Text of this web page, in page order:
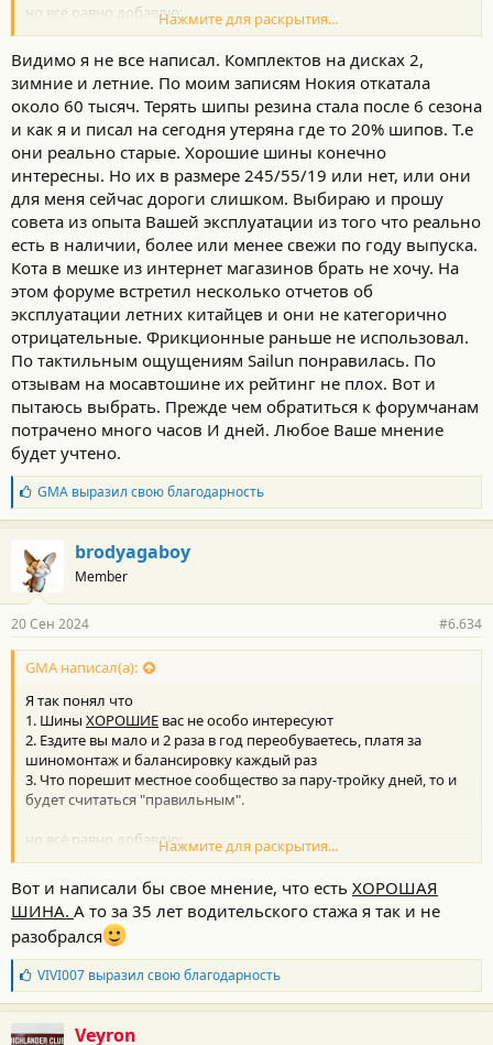
но всё равно добавлю:
1. Езжу много и активно, причём одновременно на нескольких
машинах, то есть есть возможность посравнивать
2. Посравнивать имею возможность так, что две какие-либо
машины абсолютно одинаковые и различаются ТОЛЬКО
шинами или ТОЛЬКО чем-то одним другим, то есть имею
возможно "выделить" разницу.
3. У "Нокии"/айкон резина ПОЛНОГО качества называется
Hakkapeliitta(возможны ошибки в орфографии, я - не финн)
или Автограф,
а резина НИЗКОГО качества называется "Хакка" или НОРДМАН.
4. На предыдущем ХЛ 2013 (40) были поставлены шины
255/60R18 Нокия Хаккапелитта 9
которые за 3 зимы весьма интенсивной эксплуатации, в
том числе в режиме "Светофорных гонок, то есть 0=>80 c
газом в пол" не потеряли НИ ОДНОГО ШИПА НИ НА ОДНОМ
КОЛЕСЕ.
При этом ни на одном колесе нет ни одного
балансировочного грузика.
5. На этот сезон такие шины купить пока не могу ввиду того что
на рынке исключительно подделки под Нокию, в том числе
производства3020 , с затёртыми наклейками, где нечитаемый
QR, или произведённые в то время, когда завод ТОЧНО НЕ
РАБОТАЛ,
или свежие Айкон Автограф которые, несмотря на заверения
производителя, ОТНЮДЬ ДАЛЕКО НЕ ТО ЖЕ САМОЕ, например,
вместо шипов "треугольник" и "лопатка" применён другой,
один единый шип "домик".
-----------------------------------
Если хочется разобраться в каком-то вопросе ХОРОШО,
КАЧЕСТВЕННО - надо потратить на изучение темы МНОГО
ЧАСОВ, а не вот это вот всё "как вам сайлунь в Ульяновске -
ништячок?"
Нажмите для раскрытия...
Видимо я не все написал. Комплектов на дисках 2,
зимние и летние. По моим записям Нокия откатала
около 60 тысяч. Терять шипы резина стала после 6 сезона
и как я и писал на сегодня утеряна где то 20% шипов. Т.е
они реально старые. Хорошие шины конечно
интересны. Но их в размере 245/55/19 или нет, или они
для меня сейчас дороги слишком. Выбираю и прошу
совета из опыта Вашей эксплуатации из того что реально
есть в наличии, более или менее свежи по году выпуска.
Кота в мешке из интернет магазинов брать не хочу. На
этом форуме встретил несколько отчетов об
эксплуатации летних китайцев и они не категорично
отрицательные. Фрикционные раньше не использовал.
По тактильным ощущениям Sailun понравилась. По
отзывам на мосавтошине их рейтинг не плох. Вот и
пытаюсь выбрать. Прежде чем обратиться к форумчанам
потрачено много часов И дней. Любое Ваше мнение
будет учтено.
Б
л
а
о
д
а
н
о
с
и
:
GMAвыразил свою благодарность
brodyagaboy
Member
20 Сен 2024 #6.634
GMA написал(а):
Я так понял что
1. Шины ХОРОШИЕ вас не особо интересуют
2. Ездите вы мало и 2 раза в год переобуваетесь, платя за
шиномонтаж и балансировку каждый раз
3. Что порешит местное сообщество за пару-тройку дней, то и
будет считаться "правильным".
но всё равно добавлю:
1. Езжу много и активно, причём одновременно на нескольких
машинах, то есть есть возможность посравнивать
2. Посравнивать имею возможность так, что две какие-либо
машины абсолютно одинаковые и различаются ТОЛЬКО
шинами или ТОЛЬКО чем-то одним другим, то есть имею
возможно "выделить" разницу.
3. У "Нокии"/айкон резина ПОЛНОГО качества называется
Hakkapeliitta(возможны ошибки в орфографии, я - не финн)
или Автограф,
а резина НИЗКОГО качества называется "Хакка" или НОРДМАН.
Нажмите для раскрытия...
Вот и написали бы свое мнение, что есть ХОРОШАЯ
ШИНА. А то за 35 лет водительского стажа я так и не
разобрался
Б
л
а
VIVI007выразил свою благодарность
Veyron